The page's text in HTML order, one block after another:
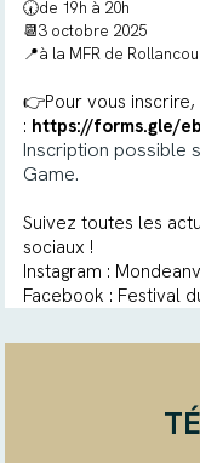
🕢de 19h à 20h
📆3 octobre 2025
📍à la MFR de
👉Pour vous
: https://forms.gle/
Inscription possible
Game.
Suivez toutes les
sociaux !
Instagram :
Facebook : Festival